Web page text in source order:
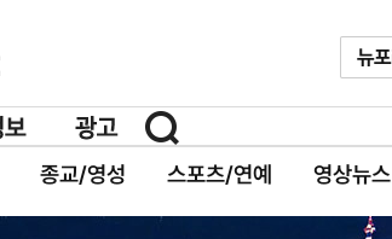
종교/영성 스포츠/연예 영상뉴스